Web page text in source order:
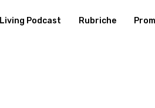
Living Podcast Rubriche